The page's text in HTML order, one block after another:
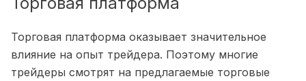
Торговая платформа оказывает значительное
влияние на опыт трейдера. Поэтому многие
трейдеры смотрят на предлагаемые торговые